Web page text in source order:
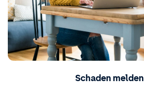
Schaden melden